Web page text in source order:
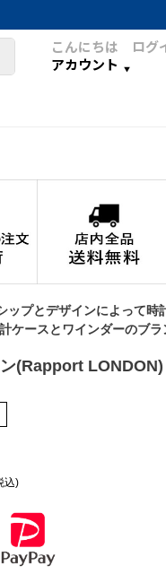
こんにちは ログ
アカウント
ップとデザインによって時
ケースとワインダーのブラ
(Rapport
込)